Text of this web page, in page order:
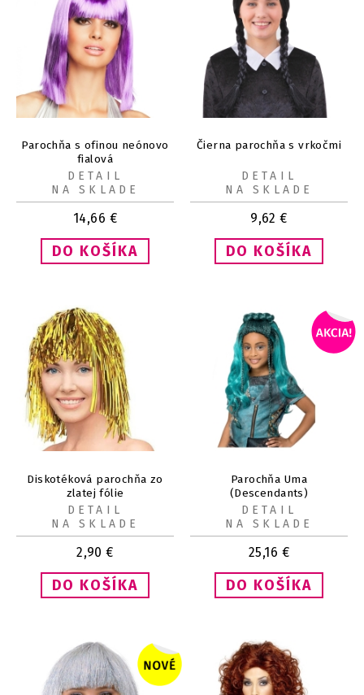
Parochňa s ofinou neónovo
fialová
14,66 €
DETAIL
NA SKLADE
Čierna parochňa s vrkočmi
9,62 €
DETAIL
NA SKLADE
Diskotéková parochňa zo
zlatej fólie
2,90 €
DETAIL
NA SKLADE
Parochňa Uma
(Descendants)
25,16 €
DETAIL
NA SKLADE